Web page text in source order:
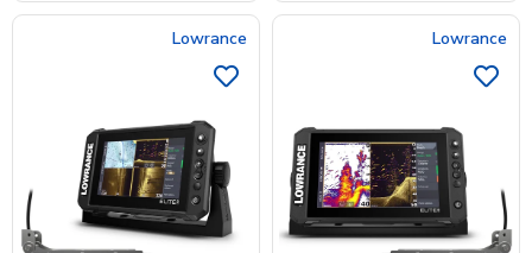
Lowrance Lowrance